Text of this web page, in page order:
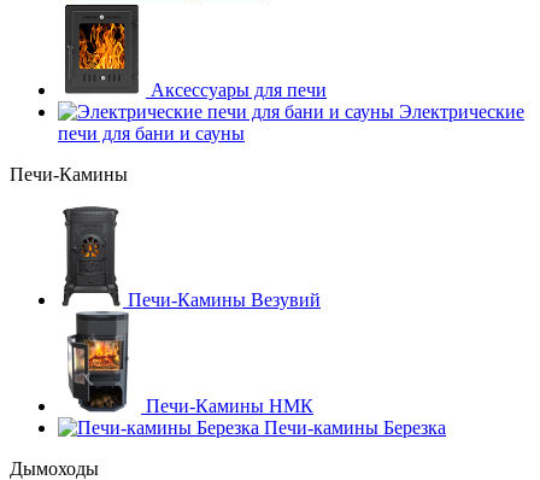
Аксессуары для печи
Электрические
печи для бани и сауны
Печи-Камины
Печи-Камины Везувий
Печи-Камины НМК
Печи-камины Березка
Дымоходы